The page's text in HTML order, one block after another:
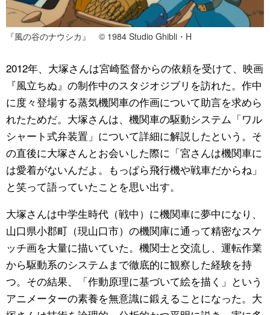
『風の谷のナウシカ』 © 1984 Studio Ghibli・H
2012年、大塚さんは宮崎監督からの依頼を受けて、映画
『風立ちぬ』の制作中のスタジオジブリを訪れた。作中
に度々登場する蒸気機関車の作画について助言を求めら
れたためだ。大塚さんは、機関車の駆動システム「ワル
シャート式弁装置」について詳細に解説したという。そ
の直後に大塚さんとお会いした際に「宮さんは機関車に
は愛着がないんだよ。もっぱら飛行機や戦車だからね」
と笑って語っていたことを思い出す。
大塚さんは中学生時代（戦中）に機関車に夢中になり、
山口県小郡町（現山口市）の機関庫に通って精密なスケ
ッチ画を大量に描いていた。機関士と交流し、運転作業
から駆動系のシステムまで徹底的に観察した経験を持
つ。その結果、「作動原理に基づいて絵を描く」という
アニメーターの素養を無意識に鍛えることになった。大